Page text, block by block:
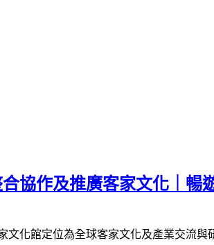
協作及推廣客家文化｜暢
文化館定位為全球客家文化及產業交流與